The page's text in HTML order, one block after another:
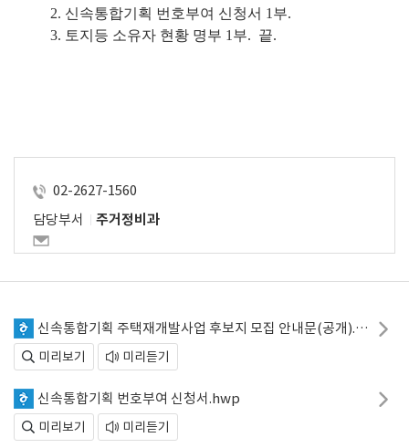
2. 신속통합기획 번호부여 신청서 1부.
3. 토지등 소유자 현황 명부 1부.  끝.
02-2627-1560
담당부서
주거정비과
신속통합기획 주택재개발사업 후보지 모집 안내문(공개).hwp
미리보기 미리듣기
신속통합기획 번호부여 신청서.hwp
미리보기 미리듣기